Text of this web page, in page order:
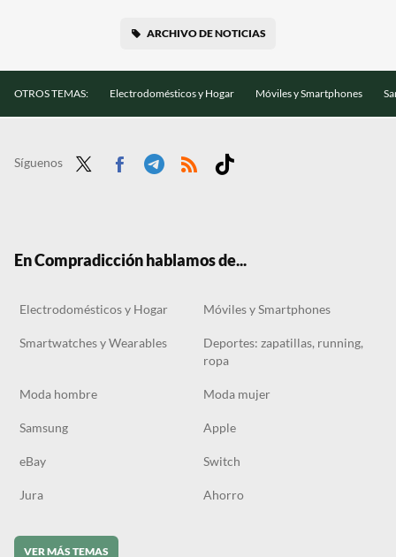
ARCHIVO DE NOTICIAS
OTROS TEMAS: Electrodomésticos y Hogar Móviles y Smartphones
Síguenos
En Compradicción hablamos de...
Electrodomésticos y Hogar Móviles y Smartphones
Smartwatches y Wearables
Deportes: zapatillas, running,
ropa
Moda hombre Moda mujer
Samsung Apple
eBay Switch
Jura Ahorro
VER MÁS TEMAS